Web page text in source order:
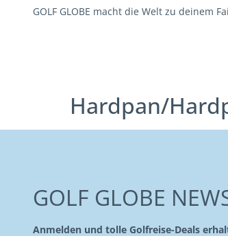
GOLF GLOBE macht die Welt zu deinem
Hardpan/
GOLF GLOBE
Anmelden und tolle Golfreise-Deals